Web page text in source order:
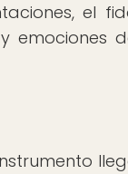
el
emociones